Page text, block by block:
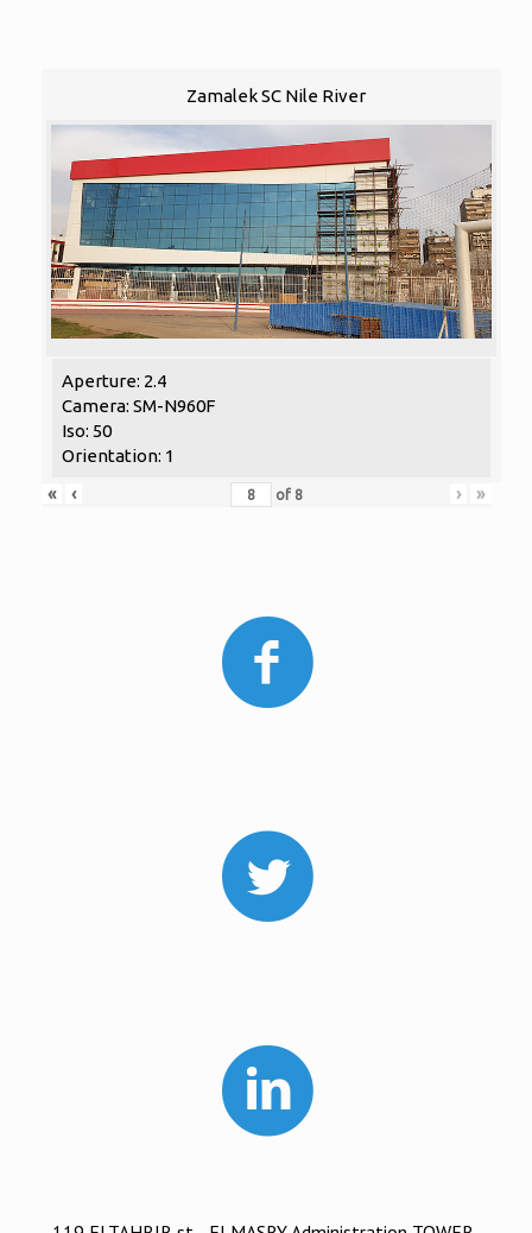
Zamalek SC Nile River
Aperture: 2.4
Camera: SM-N960F
Iso: 50
Orientation: 1
«
‹ of 8 › »